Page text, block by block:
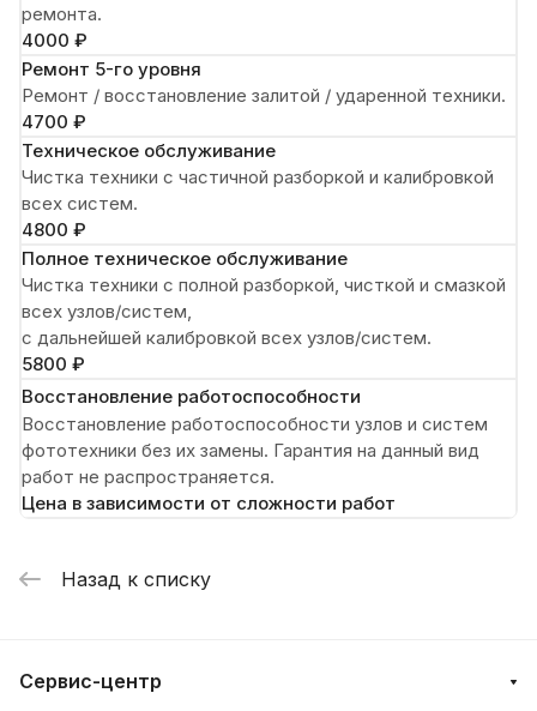
ремонта.
4000 ₽
Ремонт 5-го уровня
Ремонт / восстановление залитой / ударенной техники.
4700 ₽
Техническое обслуживание
Чистка техники с частичной разборкой и калибровкой
всех систем.
4800 ₽
Полное техническое обслуживание
Чистка техники с полной разборкой, чисткой и смазкой
всех узлов/систем,
с дальнейшей калибровкой всех узлов/систем.
5800 ₽
Восстановление работоспособности
Восстановление работоспособности узлов и систем
фототехники без их замены. Гарантия на данный вид
работ не распространяется.
Цена в зависимости от сложности работ
Назад к списку
Сервис-центр